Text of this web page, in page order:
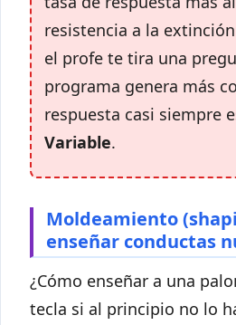
resistencia a la
el profe te tira una
programa genera más
respuesta casi siempre
Variable.
Moldeamiento
enseñar conductas
¿Cómo enseñar a una
tecla si al principio no lo